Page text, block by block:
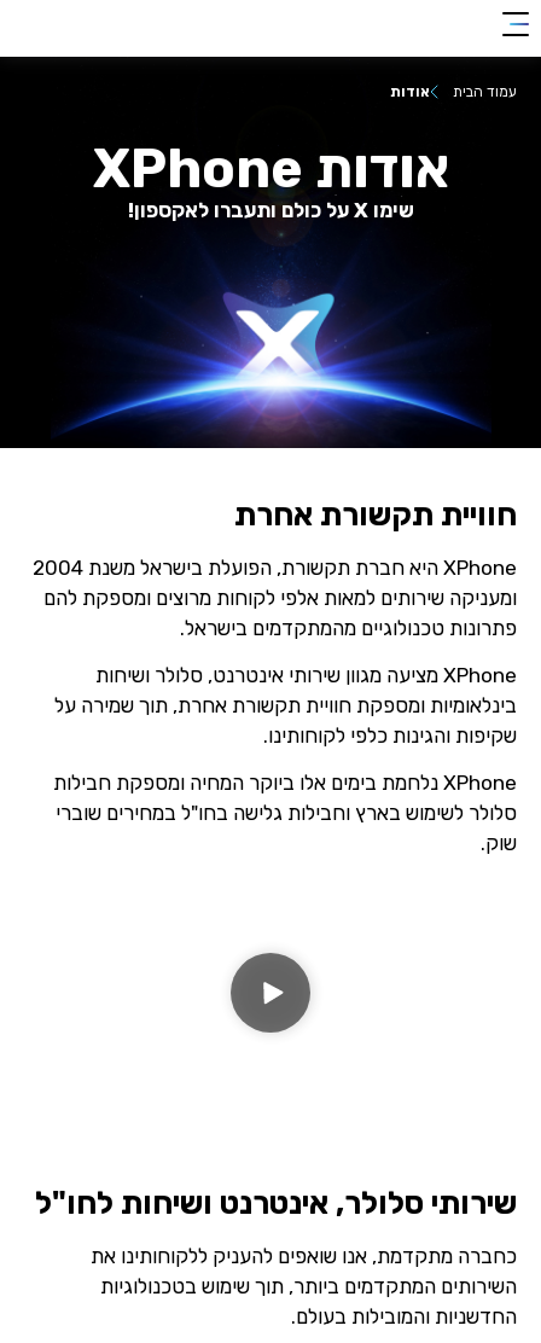
click
here
עמוד הבית אודות
אודות XPhone
שימו X על כולם ותעברו לאקספון!
חוויית תקשורת אחרת
XPhone היא חברת תקשורת, הפועלת בישראל משנת 2004
ומעניקה שירותים למאות אלפי לקוחות מרוצים ומספקת להם
פתרונות טכנולוגיים מהמתקדמים בישראל.
XPhone מציעה מגוון שירותי אינטרנט, סלולר ושיחות
בינלאומיות ומספקת חוויית תקשורת אחרת, תוך שמירה על
שקיפות והגינות כלפי לקוחותינו.
XPhone נלחמת בימים אלו ביוקר המחיה ומספקת חבילות
סלולר לשימוש בארץ וחבילות גלישה בחו"ל במחירים שוברי
שוק.
שירותי סלולר, אינטרנט ושיחות לחו"ל
כחברה מתקדמת, אנו שואפים להעניק ללקוחותינו את
השירותים המתקדמים ביותר, תוך שימוש בטכנולוגיות
החדשניות והמובילות בעולם.